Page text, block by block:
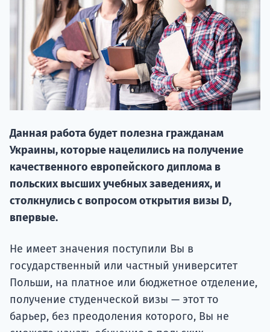
Данная работа будет полезна гражданам
Украины, которые нацелились на получение
качественного европейского диплома в
польских высших учебных заведениях, и
столкнулись с вопросом открытия визы D,
впервые.
Не имеет значения поступили Вы в
государственный или частный университет
Польши, на платное или бюджетное отделение,
получение студенческой визы — этот то
барьер, без преодоления которого, Вы не
20.09